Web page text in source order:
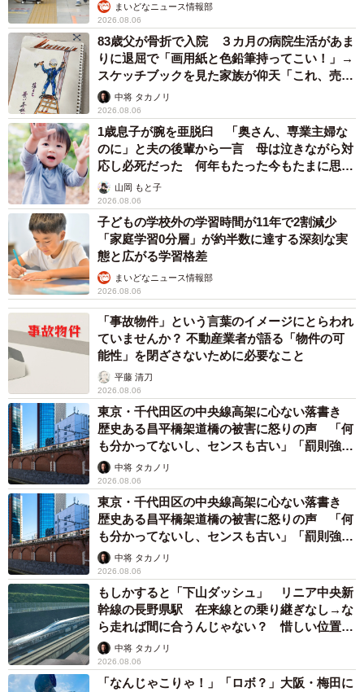
まいどなニュース情報部
2026.08.06
83歳父が骨折で入院 ３カ月の病院生活があま
りに退屈で「画用紙と色鉛筆持ってこい！」→
スケッチブックを見た家族が仰天「これ、売れ
ますよ…」
中将 タカノリ
2026.08.06
1歳息子が腕を亜脱臼 「奥さん、専業主婦な
のに」と夫の後輩から一言 母は泣きながら対
応し必死だった 何年もたった今もたまに思い
出し…山岡 もと子
2026.08.06
子どもの学校外の学習時間が11年で2割減少
「家庭学習0分層」が約半数に達する深刻な実
態と広がる学習格差
まいどなニュース情報部
2026.08.06
「事故物件」という言葉のイメージにとらわれ
ていませんか？ 不動産業者が語る「物件の可
能性」を閉ざさないために必要なこと
平藤 清刀
2026.08.06
東京・千代田区の中央線高架に心ない落書き
歴史ある昌平橋架道橋の被害に怒りの声 「何
も分かってないし、センスも古い」「罰則強化
して」中将 タカノリ
2026.08.06
東京・千代田区の中央線高架に心ない落書き
歴史ある昌平橋架道橋の被害に怒りの声 「何
も分かってないし、センスも古い」「罰則強化
して」中将 タカノリ
2026.08.06
もしかすると「下山ダッシュ」 リニア中央新
幹線の長野県駅 在来線との乗り継ぎなし→な
ら走れば間に合うんじゃない？ 惜しい位置関
係が反響
中将 タカノリ
2026.08.06
「なんじゃこりゃ！」「ロボ？」大阪・梅田に